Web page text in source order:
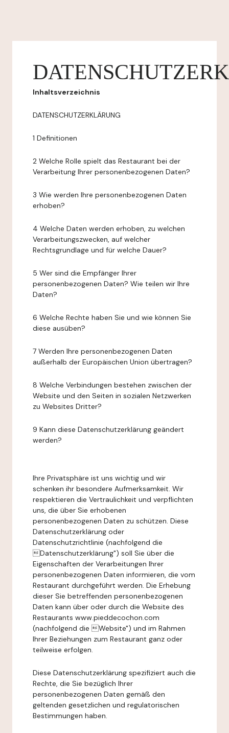
Inhaltsverzeichnis
DATENSCHUTZERKLÄRUNG
1 Definitionen
2 Welche Rolle spielt das Restaurant bei der
Verarbeitung Ihrer personenbezogenen Daten?
3 Wie werden Ihre personenbezogenen Daten
erhoben?
4 Welche Daten werden erhoben, zu welchen
Verarbeitungszwecken, auf welcher
Rechtsgrundlage und für welche Dauer?
5 Wer sind die Empfänger Ihrer
personenbezogenen Daten? Wie teilen wir Ihre
Daten?
6 Welche Rechte haben Sie und wie können Sie
diese ausüben?
7 Werden Ihre personenbezogenen Daten
außerhalb der Europäischen Union übertragen?
8 Welche Verbindungen bestehen zwischen der
Website und den Seiten in sozialen Netzwerken
zu Websites Dritter?
9 Kann diese Datenschutzerklärung geändert
werden?
Ihre Privatsphäre ist uns wichtig und wir
schenken ihr besondere Aufmerksamkeit. Wir
respektieren die Vertraulichkeit und verpflichten
uns, die über Sie erhobenen
personenbezogenen Daten zu schützen. Diese
Datenschutzerklärung oder
Datenschutzrichtlinie (nachfolgend die
Datenschutzerklärung") soll Sie über die
Eigenschaften der Verarbeitungen Ihrer
personenbezogenen Daten informieren, die vom
Restaurant durchgeführt werden. Die Erhebung
dieser Sie betreffenden personenbezogenen
Daten kann über oder durch die Website des
Restaurants www.pieddecochon.com
(nachfolgend die Website") und im Rahmen
Ihrer Beziehungen zum Restaurant ganz oder
teilweise erfolgen.
Diese Datenschutzerklärung spezifiziert auch die
Rechte, die Sie bezüglich Ihrer
personenbezogenen Daten gemäß den
geltenden gesetzlichen und regulatorischen
Bestimmungen haben.